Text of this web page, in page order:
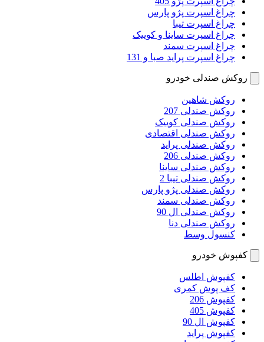
چراغ اسپرت پژو پارس
چراغ اسپرت تیبا
چراغ اسپرت ساینا و کوییک
چراغ اسپرت سمند
چراغ اسپرت پراید صبا و 131
روکش صندلی خودرو
روکش شاهین
روکش صندلی 207
روکش صندلی کوییک
روکش صندلی اقتصادی
روکش صندلی پراید
روکش صندلی 206
روکش صندلی ساینا
روکش صندلی تیبا 2
روکش صندلی پژو پارس
روکش صندلی سمند
روکش صندلی ال 90
روکش صندلی دنا
کنسول وسط
کفپوش خودرو
کفپوش اطلس
کف پوش کمری
کفپوش 206
کفپوش 405
کفپوش ال 90
کفپوش پراید